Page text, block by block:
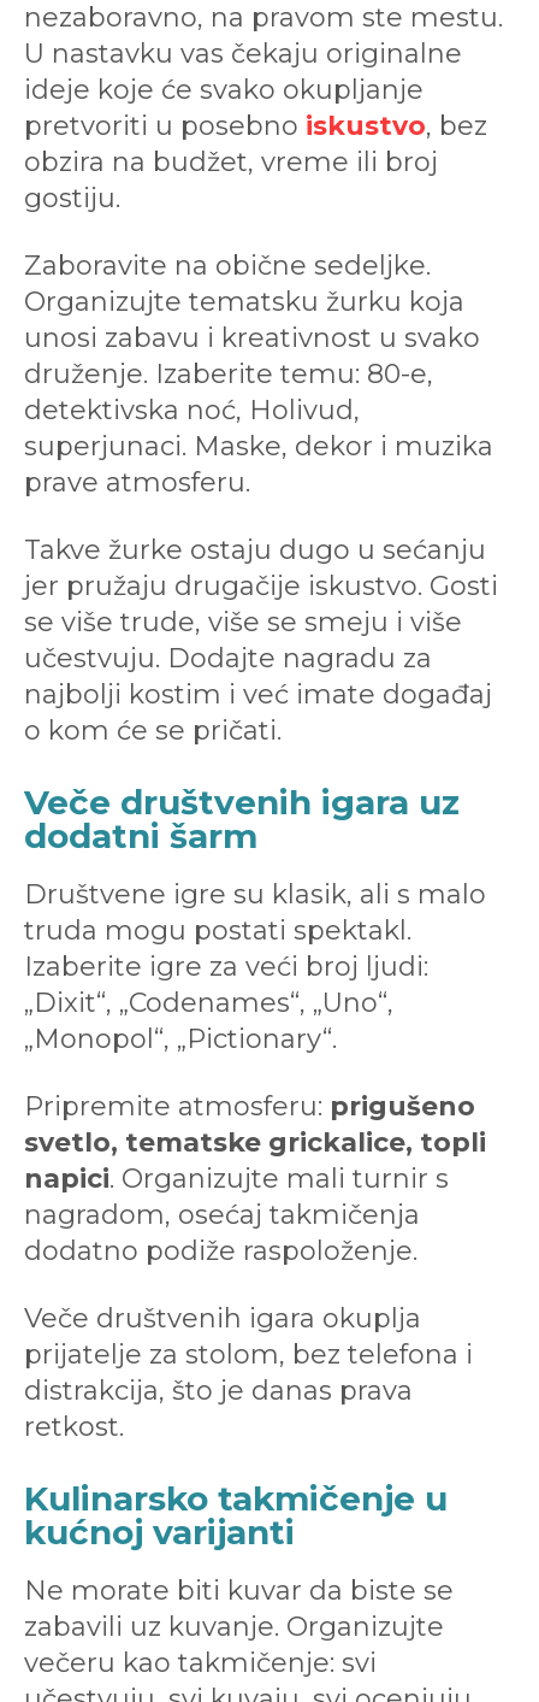
nezaboravno, na pravom ste mestu.
U nastavku vas čekaju originalne
ideje koje će svako okupljanje
pretvoriti u posebno iskustvo, bez
obzira na budžet, vreme ili broj
gostiju.
Zaboravite na obične sedeljke.
Organizujte tematsku žurku koja
unosi zabavu i kreativnost u svako
druženje. Izaberite temu: 80-e,
detektivska noć, Holivud,
superjunaci. Maske, dekor i muzika
prave atmosferu.
Takve žurke ostaju dugo u sećanju
jer pružaju drugačije iskustvo. Gosti
se više trude, više se smeju i više
učestvuju. Dodajte nagradu za
najbolji kostim i već imate događaj
o kom će se pričati.
Veče društvenih igara uz
dodatni šarm
Društvene igre su klasik, ali s malo
truda mogu postati spektakl.
Izaberite igre za veći broj ljudi:
„Dixit“, „Codenames“, „Uno“,
„Monopol“, „Pictionary“.
Pripremite atmosferu: prigušeno
svetlo, tematske grickalice, topli
napici. Organizujte mali turnir s
nagradom, osećaj takmičenja
dodatno podiže raspoloženje.
Veče društvenih igara okuplja
prijatelje za stolom, bez telefona i
distrakcija, što je danas prava
retkost.
Kulinarsko takmičenje u
kućnoj varijanti
Ne morate biti kuvar da biste se
zabavili uz kuvanje. Organizujte
večeru kao takmičenje: svi